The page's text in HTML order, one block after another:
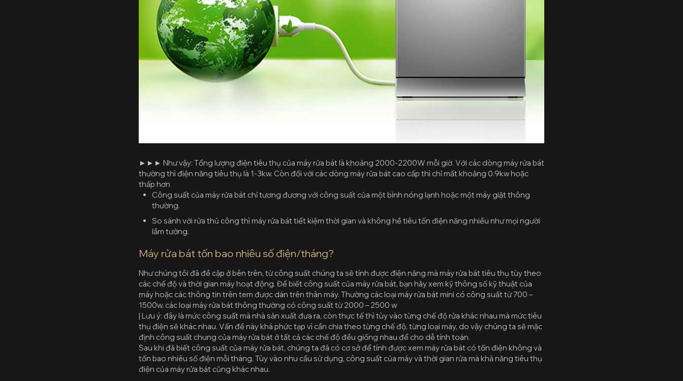
►►► Như vậy: Tổng lượng điện tiêu thụ của máy rửa bát là khoảng 2000-2200W mỗi giờ. Với các dòng máy rửa bát
thường thì điện năng tiêu thụ là 1-3kw. Còn đối với các dòng máy rửa bát cao cấp thì chỉ mất khoảng 0.9kw hoặc
thấp hơn
Công suất của máy rửa bát chỉ tương đương với công suất của một bình nóng lạnh hoặc một máy giặt thông
thường.
So sánh với rửa thủ công thì máy rửa bát tiết kiệm thời gian và không hề tiêu tốn điện năng nhiều như mọi người
lầm tưởng.
Máy rửa bát tốn bao nhiêu số điện/tháng?
Như chúng tôi đã đề cập ở bên trên, từ công suất chúng ta sẽ tính được điện năng mà máy rửa bát tiêu thụ tùy theo
các chế độ và thời gian máy hoạt động. Để biết công suất của máy rửa bát, bạn hãy xem kỹ thông số kỹ thuật của
máy hoặc các thông tin trên tem được dán trên thân máy. Thường các loại máy rửa bát mini có công suất từ 700 –
1500w, các loại máy rửa bát thông thường có công suất từ 2000 – 2500 w
| Lưu ý: đây là mức công suất mà nhà sản xuất đưa ra, còn thực tế thì tùy vào từng chế độ rửa khác nhau mà mức tiêu
thụ điện sẽ khác nhau. Vấn đề này khá phức tạp vì cần chia theo từng chế độ, từng loại máy, do vậy chúng ta sẽ mặc
định công suất chung của máy rửa bát ở tất cả các chế độ đều giống nhau để cho dễ tính toán.
Sau khi đã biết công suất của máy rửa bát, chúng ta đã có cơ sở để tính được xem máy rửa bát có tốn điện không và
tốn bao nhiêu số điện mỗi tháng. Tùy vào nhu cầu sử dụng, công suất của máy và thời gian rửa mà khả năng tiêu thụ
điện của máy rửa bát cũng khác nhau.